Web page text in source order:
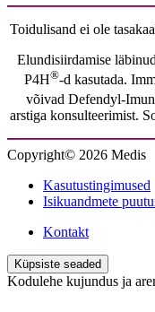
Toidulisand ei ole
Elundisiirdamise
P4H®-d kasutada.
võivad Defendyl-
arstiga konsulteerimist.
Copyright© 2026 Medis
Kasutustingimused
Isikuandmete
Kontakt
Küpsiste seaded
Kodulehe kujundus ja